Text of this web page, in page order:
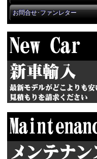
お問合せ･ファンレター